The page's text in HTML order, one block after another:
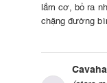
lắm cơ, bỏ ra
chặng đường